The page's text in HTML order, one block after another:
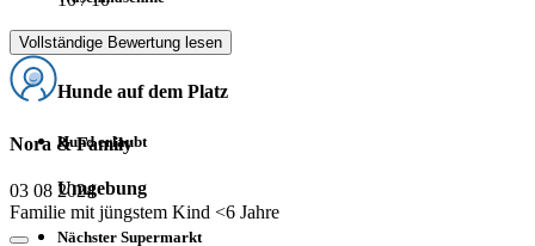
Trockner
Hunde auf dem Platz
Hund erlaubt
Umgebung
Nächster Supermarkt
Vollständige Bewertung lesen
Nora & Family
03 08 2024
Familie mit jüngstem Kind <6 Jahre